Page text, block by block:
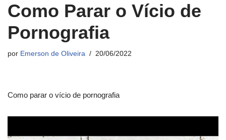
Como Parar o Vício de
Pornografia
por Emerson de Oliveira 20/06/2022
Como parar o vício de pornografia